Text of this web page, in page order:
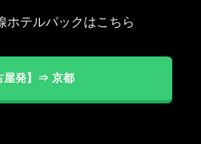
ホテルパックはこちら
屋発】⇒ 京都